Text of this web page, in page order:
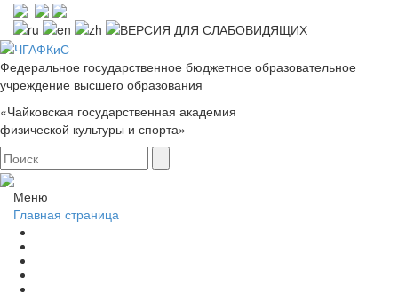
Федеральное государственное бюджетное образовательное
учреждение высшего образования
«Чайковская государственная академия
физической культуры и спорта»
Меню
Главная страница